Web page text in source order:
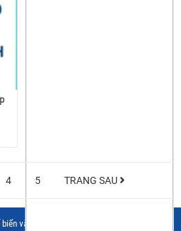
4 5 TRANG SAU
và Xuất khẩu Thuỷ sản Việt Nam